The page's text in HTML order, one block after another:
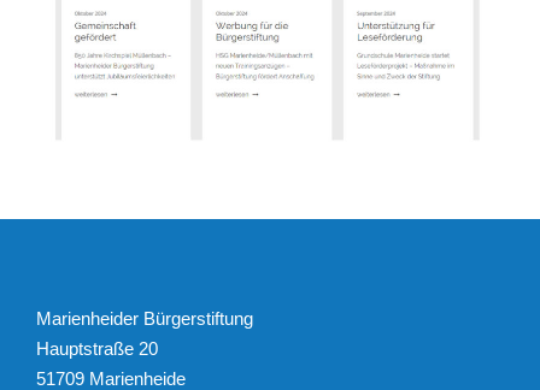
Marienheider Bürgerstiftung
Hauptstraße 20
51709 Marienheide